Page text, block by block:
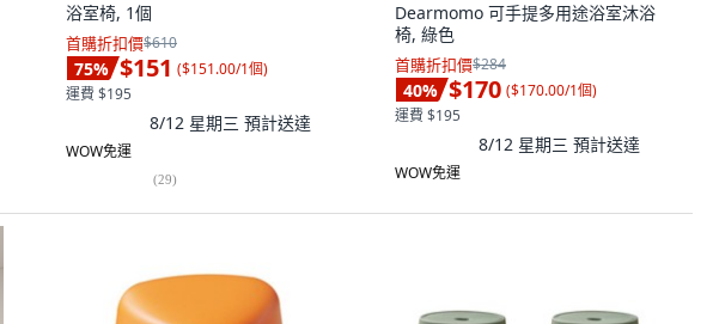
浴室椅, 1個
首購折扣價$610
75% $151 ($151.00/1個)
運費 $195
8/12 星期三 預計送達
WOW免運
(29)
Dearmomo 可手提多用途浴室沐浴
椅, 綠色
首購折扣價$284
40% $170 ($170.00/1個)
運費 $195
8/12 星期三 預計送達
WOW免運